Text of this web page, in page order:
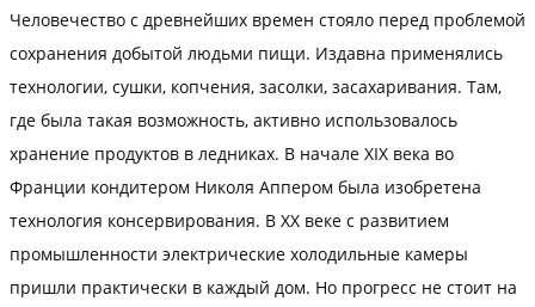
Человечество с древнейших времен стояло перед проблемой
сохранения добытой людьми пищи. Издавна применялись
технологии, сушки, копчения, засолки, засахаривания. Там,
где была такая возможность, активно использовалось
хранение продуктов в ледниках. В начале XIX века во
Франции кондитером Николя Аппером была изобретена
технология консервирования. В XX веке с развитием
промышленности электрические холодильные камеры
пришли практически в каждый дом. Но прогресс не стоит на